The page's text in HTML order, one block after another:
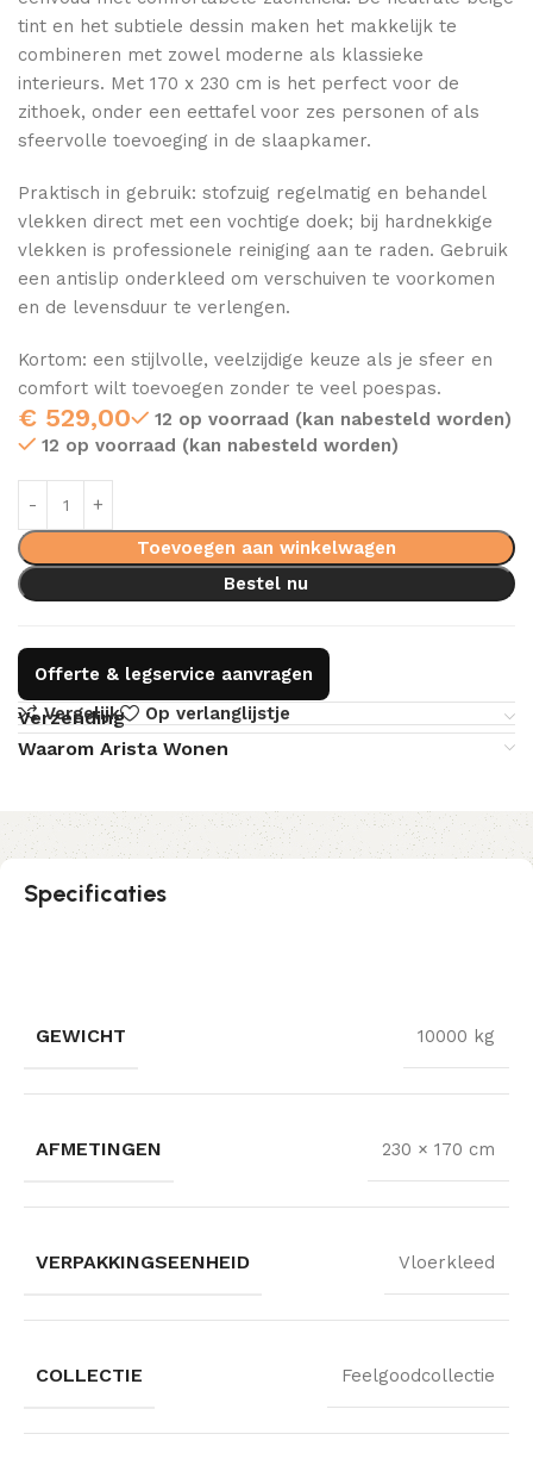
tint en het subtiele dessin maken het makkelijk te
combineren met zowel moderne als klassieke
interieurs. Met 170 x 230 cm is het perfect voor de
zithoek, onder een eettafel voor zes personen of als
sfeervolle toevoeging in de slaapkamer.
Praktisch in gebruik: stofzuig regelmatig en behandel
vlekken direct met een vochtige doek; bij hardnekkige
vlekken is professionele reiniging aan te raden. Gebruik
een antislip onderkleed om verschuiven te voorkomen
en de levensduur te verlengen.
Kortom: een stijlvolle, veelzijdige keuze als je sfeer en
comfort wilt toevoegen zonder te veel poespas.
€ 529,00
12 op voorraad (kan nabesteld worden)
12 op voorraad (kan nabesteld worden)
Toevoegen aan winkelwagen
Bestel nu
Offerte & legservice aanvragen
Vergelijk
Op verlanglijstje
Verzending
Waarom Arista Wonen
Specificaties
GEWICHT 10000 kg
AFMETINGEN 230 × 170 cm
VERPAKKINGSEENHEID Vloerkleed
COLLECTIE Feelgoodcollectie